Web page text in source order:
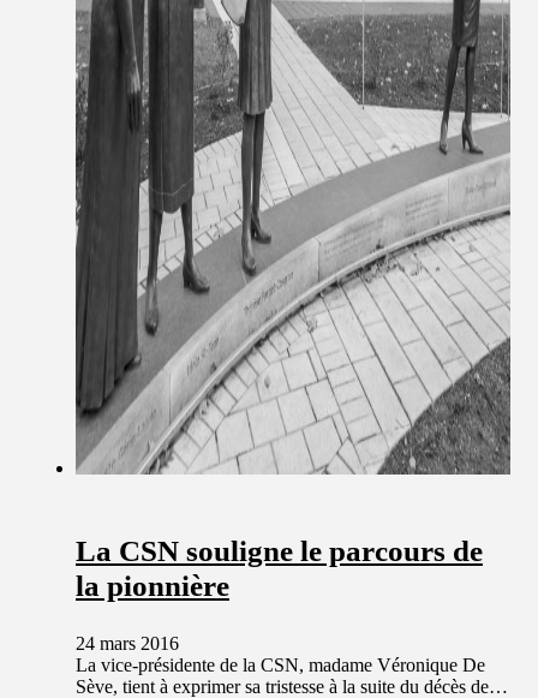
La CSN souligne le parcours de
la pionnière
24 mars 2016
La vice-présidente de la CSN, madame Véronique De
Sève, tient à exprimer sa tristesse à la suite du décès de…